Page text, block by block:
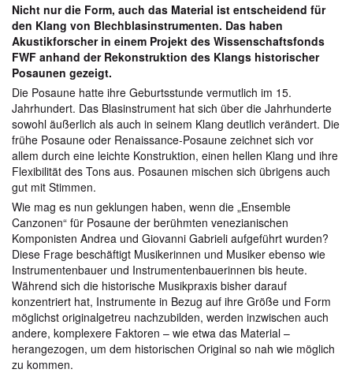
Nicht nur die Form, auch das Material ist entscheidend für
den Klang von Blechblasinstrumenten. Das haben
Akustikforscher in einem Projekt des Wissenschaftsfonds
FWF anhand der Rekonstruktion des Klangs historischer
Posaunen gezeigt.
Die Posaune hatte ihre Geburtsstunde vermutlich im 15.
Jahrhundert. Das Blasinstrument hat sich über die Jahrhunderte
sowohl äußerlich als auch in seinem Klang deutlich verändert. Die
frühe Posaune oder Renaissance-Posaune zeichnet sich vor
allem durch eine leichte Konstruktion, einen hellen Klang und ihre
Flexibilität des Tons aus. Posaunen mischen sich übrigens auch
gut mit Stimmen.
Wie mag es nun geklungen haben, wenn die „Ensemble
Canzonen“ für Posaune der berühmten venezianischen
Komponisten Andrea und Giovanni Gabrieli aufgeführt wurden?
Diese Frage beschäftigt Musikerinnen und Musiker ebenso wie
Instrumentenbauer und Instrumentenbauerinnen bis heute.
Während sich die historische Musikpraxis bisher darauf
konzentriert hat, Instrumente in Bezug auf ihre Größe und Form
möglichst originalgetreu nachzubilden, werden inzwischen auch
andere, komplexere Faktoren – wie etwa das Material –
herangezogen, um dem historischen Original so nah wie möglich
zu kommen.